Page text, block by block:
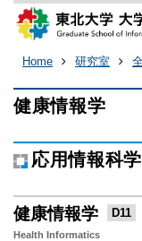
Home 研究室
健康情報学
応用情報科
健康情報学 D11
Health Informatics